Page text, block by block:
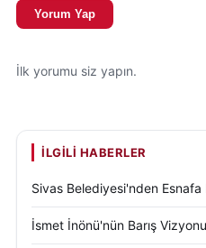
Hidayet Aydemir’in cenaze
Ada Sıra Mezarlığı’na
Yorum Yap
İlk yorumu siz yapın.
İLGILI HABERLER
Sivas Belediyesi'nden Esnafa
İsmet İnönü'nün Barış